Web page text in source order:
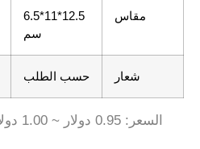
مقاس
12.5*11*6.5
سم
شعار حسب الطلب